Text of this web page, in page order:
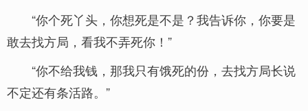
“你个死丫头，你想死是不是？我告诉你，你要是
敢去找方局，看我不弄死你！”
“你不给我钱，那我只有饿死的份，去找方局长说
不定还有条活路。”